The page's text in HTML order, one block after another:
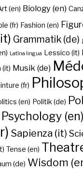
(en) Biology (en)
(fr) Fashion (en)
Grammatik (de)
Latīna lingua Lessico (it)
(it) Musik (de)
(fr)
(en) Politik (de)
Psychology (en)
Sapienza (it)
Tense (en)
(de) Wisdom